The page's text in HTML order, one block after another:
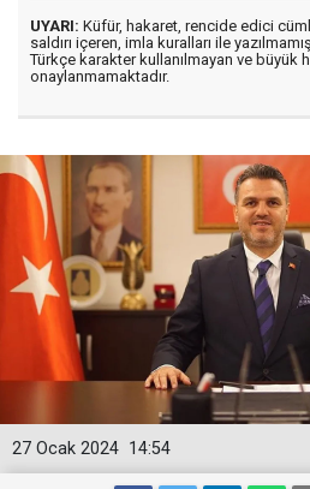
UYARI: Küfür, hakaret, rencide edici
saldırı içeren, imla kuralları ile
Türkçe karakter kullanılmayan ve büyük
onaylanmamaktadır.
14:54
27 Ocak 2024